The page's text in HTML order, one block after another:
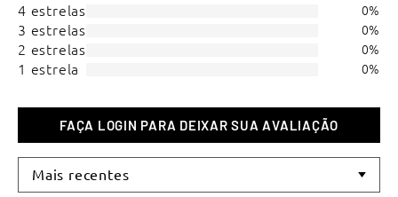
4 estrelas 0%
3 estrelas 0%
2 estrelas 0%
1 estrela 0%
Mais recentes